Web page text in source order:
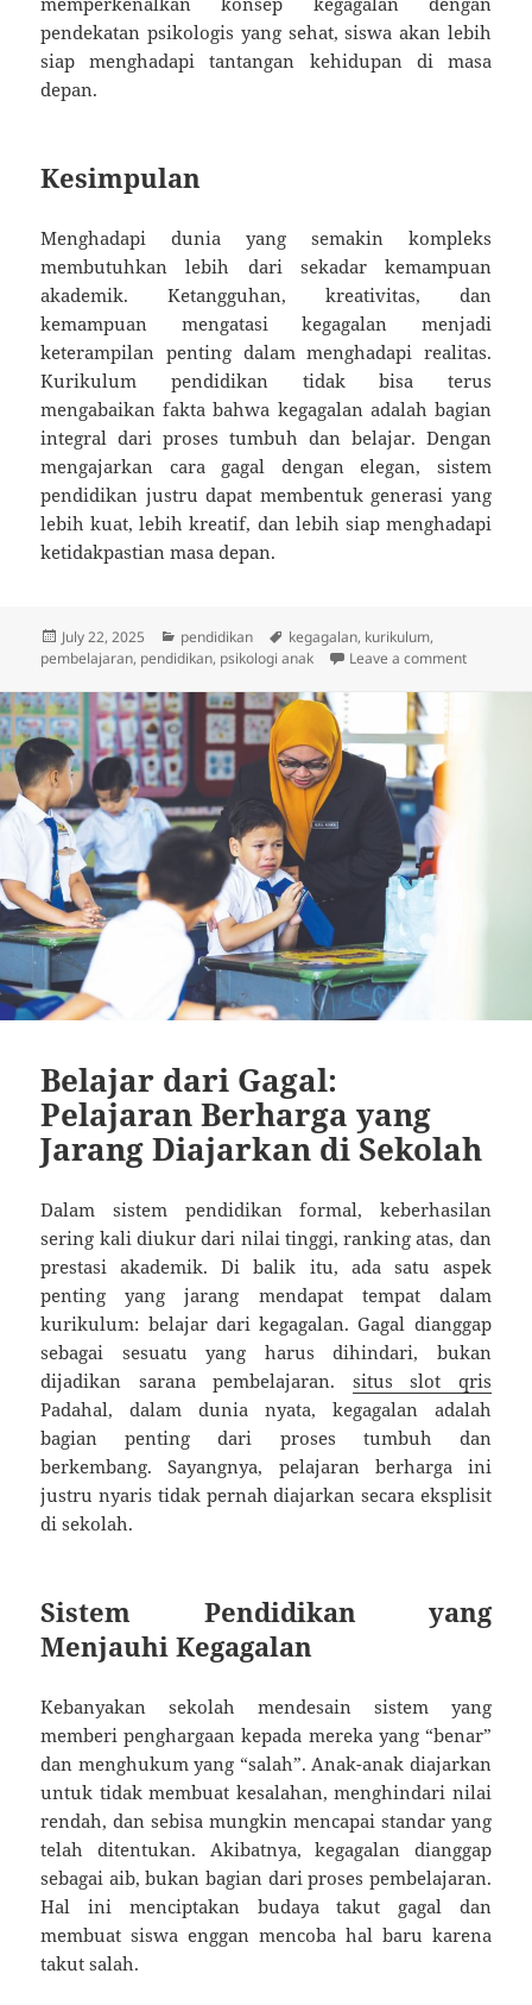
pendekatan psikologis yang sehat, siswa akan lebih
siap menghadapi tantangan kehidupan di masa
depan.
Kesimpulan
Menghadapi dunia yang semakin kompleks
membutuhkan lebih dari sekadar kemampuan
akademik. Ketangguhan, kreativitas, dan
kemampuan mengatasi kegagalan menjadi
keterampilan penting dalam menghadapi realitas.
Kurikulum pendidikan tidak bisa terus
mengabaikan fakta bahwa kegagalan adalah bagian
integral dari proses tumbuh dan belajar. Dengan
mengajarkan cara gagal dengan elegan, sistem
pendidikan justru dapat membentuk generasi yang
lebih kuat, lebih kreatif, dan lebih siap menghadapi
ketidakpastian masa depan.
Posted
on
July 22, 2025 Categories
pendidikan Tags
kegagalan, kurikulum,
pembelajaran, pendidikan, psikologi anak Leave a commenton
Belajar dari Gagal:
Pelajaran Berharga yang
Jarang Diajarkan di Sekolah
Dalam sistem pendidikan formal, keberhasilan
sering kali diukur dari nilai tinggi, ranking atas, dan
prestasi akademik. Di balik itu, ada satu aspek
penting yang jarang mendapat tempat dalam
kurikulum: belajar dari kegagalan. Gagal dianggap
sebagai sesuatu yang harus dihindari, bukan
dijadikan sarana pembelajaran. situs slot qris
Padahal, dalam dunia nyata, kegagalan adalah
bagian penting dari proses tumbuh dan
berkembang. Sayangnya, pelajaran berharga ini
justru nyaris tidak pernah diajarkan secara eksplisit
di sekolah.
Sistem Pendidikan yang
Menjauhi Kegagalan
Kebanyakan sekolah mendesain sistem yang
memberi penghargaan kepada mereka yang “benar”
dan menghukum yang “salah”. Anak-anak diajarkan
untuk tidak membuat kesalahan, menghindari nilai
rendah, dan sebisa mungkin mencapai standar yang
telah ditentukan. Akibatnya, kegagalan dianggap
sebagai aib, bukan bagian dari proses pembelajaran.
Hal ini menciptakan budaya takut gagal dan
membuat siswa enggan mencoba hal baru karena
takut salah.